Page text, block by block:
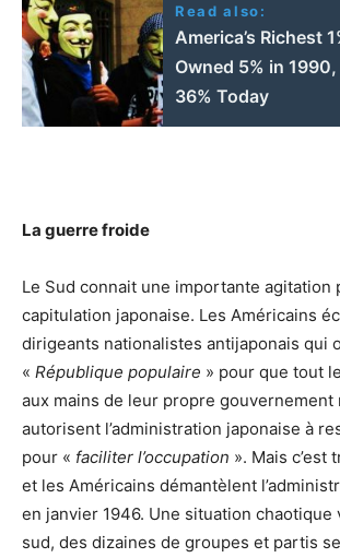
Read also:
America’s Richest
Owned 5% in 1990,
36% Today
La guerre froide
Le Sud connait une importante agitation
capitulation japonaise. Les Américains
dirigeants nationalistes antijaponais qui
« République populaire » pour que tout
aux mains de leur propre gouvernement
autorisent l’administration japonaise à
pour « faciliter l’occupation ». Mais c’est
et les Américains démantèlent
en janvier 1946. Une situation chaotique
sud, des dizaines de groupes et partis